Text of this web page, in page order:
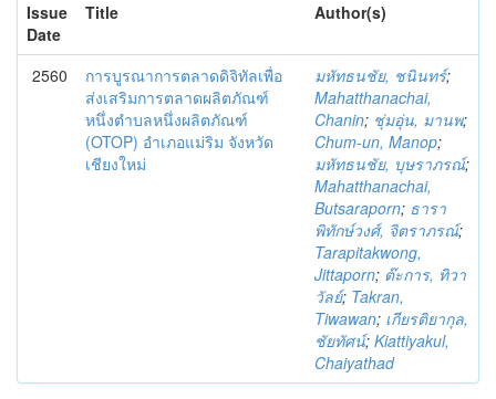
Issue
Date
Title Author(s)
2560
การบูรณาการตลาดดิจิทัลเพื่อ
ส่งเสริมการตลาดผลิตภัณฑ์
หนึ่งตำบลหนึ่งผลิตภัณฑ์
(OTOP) อำเภอแม่ริม จังหวัด
เชียงใหม่
มหัทธนชัย, ชนินทร์;
Mahatthanachai,
Chanin; ชุ่มอุ่น, มานพ;
Chum-un, Manop;
มหัทธนชัย, บุษราภรณ์;
Mahatthanachai,
Butsaraporn; ธารา
พิทักษ์วงศ์, จิตราภรณ์;
Tarapitakwong,
Jittaporn; ต๊ะการ, ทิวา
วัลย์; Takran,
Tiwawan; เกียรติยากุล,
ชัยทัศน์; Kiattiyakul,
Chaiyathad